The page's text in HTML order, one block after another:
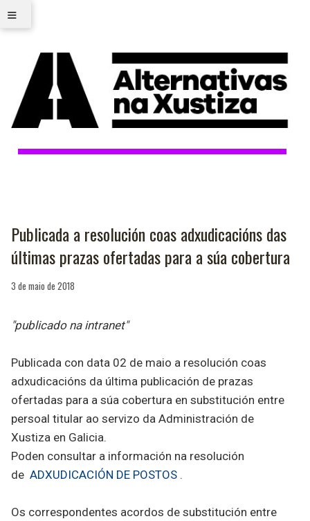
≡
Publicada a resolución coas adxudicacións das
últimas prazas ofertadas para a súa cobertura
3 de maio de 2018
"publicado na intranet"
Publicada con data 02 de maio a resolución coas
adxudicacións da última publicación de prazas
ofertadas para a súa cobertura en substitución entre
persoal titular ao servizo da Administración de
Xustiza en Galicia.
Poden consultar a información na resolución
de ADXUDICACIÓN DE POSTOS .
Os correspondentes acordos de substitución entre